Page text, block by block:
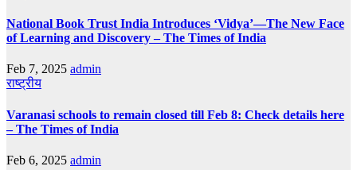
National Book Trust India Introduces ‘Vidya’—The New Face
of Learning and Discovery – The Times of India
Feb 7, 2025 admin
राष्ट्रीय
Varanasi schools to remain closed till Feb 8: Check details here
– The Times of India
Feb 6, 2025 admin